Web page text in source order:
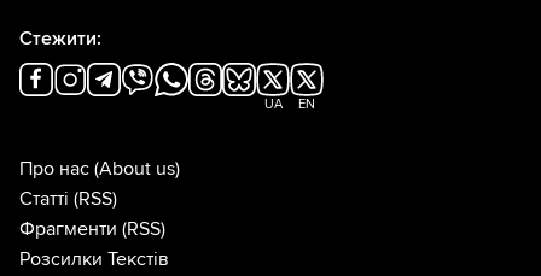
Стежити:
UA EN
Про нас (About us)
Статті (RSS)
Фрагменти (RSS)
Розсилки Текстів